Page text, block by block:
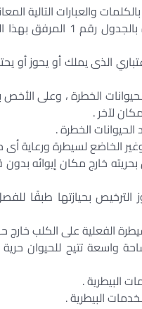
والعبارات التالية
الحيوانات الخطرة :
الذى يملك أو يحوز
الخطرة ، وعلى الأخص
لآخر .
الحيوانات الخطرة .
الخاضع لسيطرة ورعاية
بحريته خارج مكان إيوائه
الترخيص بحيازتها طبقًا
على الكلب خارج
واسعة تتيح للحيوان حرية
البيطرية .
البيطرية .